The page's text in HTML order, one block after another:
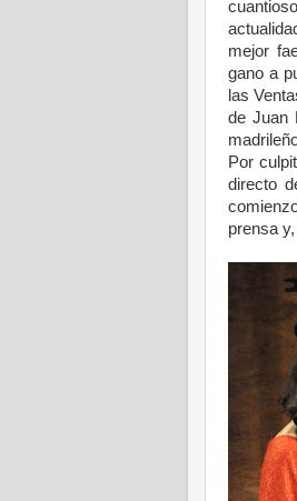
mejor
gano a
las
de Juan
Por
directo
prensa